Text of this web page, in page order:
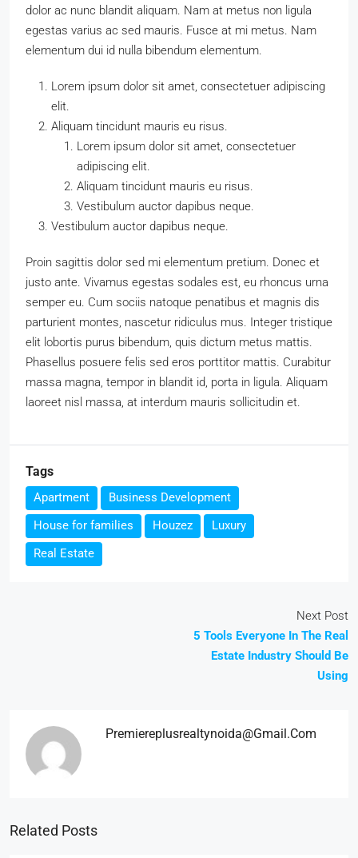
dolor ac nunc blandit aliquam. Nam at metus non ligula
egestas varius ac sed mauris. Fusce at mi metus. Nam
elementum dui id nulla bibendum elementum.
Lorem ipsum dolor sit amet, consectetuer adipiscing
elit.
Aliquam tincidunt mauris eu risus.
Lorem ipsum dolor sit amet, consectetuer
adipiscing elit.
Aliquam tincidunt mauris eu risus.
Vestibulum auctor dapibus neque.
Vestibulum auctor dapibus neque.
Proin sagittis dolor sed mi elementum pretium. Donec et
justo ante. Vivamus egestas sodales est, eu rhoncus urna
semper eu. Cum sociis natoque penatibus et magnis dis
parturient montes, nascetur ridiculus mus. Integer tristique
elit lobortis purus bibendum, quis dictum metus mattis.
Phasellus posuere felis sed eros porttitor mattis. Curabitur
massa magna, tempor in blandit id, porta in ligula. Aliquam
laoreet nisl massa, at interdum mauris sollicitudin et.
Tags
Apartment
Business Development
House for families
Houzez
Luxury
Real Estate
Next Post
5 Tools Everyone In The Real
Estate Industry Should Be
Using
Premiereplusrealtynoida@gmail.com
Related Posts